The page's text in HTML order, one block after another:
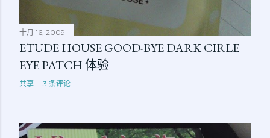
十月 16, 2009
ETUDE HOUSE GOOD-BYE DARK CIRLE
EYE PATCH 体验
共享 3 条评论